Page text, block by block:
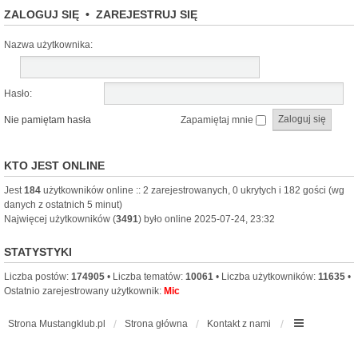
ZALOGUJ SIĘ • ZAREJESTRUJ SIĘ
Nazwa użytkownika:
Hasło:
Nie pamiętam hasła Zapamiętaj mnie
KTO JEST ONLINE
Jest184 użytkowników online :: 2 zarejestrowanych, 0 ukrytych i 182 gości (wg
danych z ostatnich 5 minut)
Najwięcej użytkowników (3491) było online 2025-07-24, 23:32
STATYSTYKI
Liczba postów: 174905 • Liczba tematów: 10061 • Liczba użytkowników: 11635 •
Ostatnio zarejestrowany użytkownik: Mic
Strona Mustangklub.pl Strona główna Kontakt z nami